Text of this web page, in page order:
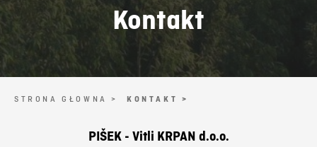
Kontakt
STRONA GŁOWNA > KONTAKT >
PIŠEK - Vitli KRPAN d.o.o.